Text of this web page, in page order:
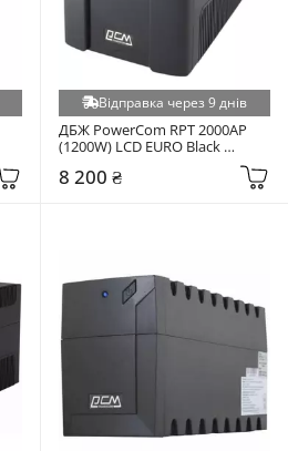
Відправка через 9 днів
ДБЖ PowerCom RPT 2000AP
(1200W) LCD EURO Black
8 200 ₴